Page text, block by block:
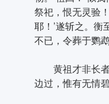
祭祀，恨无灵验
耶！’遂斩之。衡
不已，令葬于鹦
黄祖才非长者
边过，惟有无情碧